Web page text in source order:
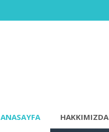
ANASAYFA HAKKIMIZDA